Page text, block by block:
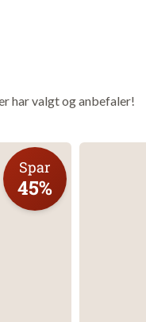
har valgt og anbefaler!
Spar
45%